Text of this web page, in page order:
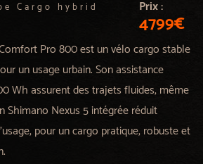
Cargo hybrid
Prix :
4799€
Pro 800 est un vélo cargo stable
un usage urbain. Son assistance
Wh assurent des trajets fluides, même
Shimano Nexus 5 intégrée réduit
pour un cargo pratique, robuste et